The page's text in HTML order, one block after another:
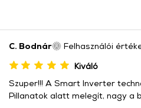
C. Bodnár Felhasználói
Kiváló
Szuper!!! A Smart Inverter
Pillanatok alatt melegít, nagy a